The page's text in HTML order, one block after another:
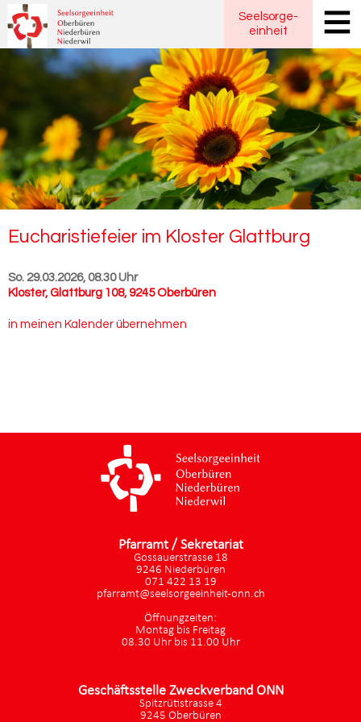
Seelsorge-
einheit
Eu­cha­ris­tie­fei­er im Klos­ter Glatt­burg
So. 29.03.2026, 08.30 Uhr
Kloster,Glattburg 108, 9245 Oberbüren
in meinen Kalender übernehmen
Pfarramt / Sekretariat
Gossauerstrasse 18
9246 Niederbüren
071 422 13 19
pfarramt@seelsorgeeinheit-onn.ch
Öffnungzeiten:
Montag bis Freitag
08.30 Uhr bis 11.00 Uhr
Geschäftsstelle Zweckverband ONN
Spitzrütistrasse 4
9245 Oberbüren